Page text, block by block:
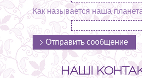
Как называется наша
НАШІ